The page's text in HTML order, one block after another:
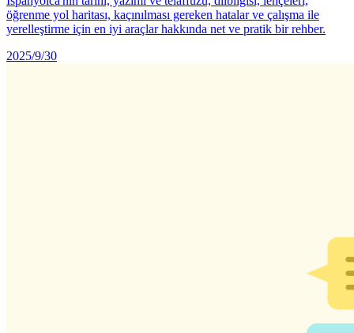
öğrenme yol haritası, kaçınılması gereken hatalar ve çalışma ile
yerelleştirme için en iyi araçlar hakkında net ve pratik bir rehber.
2025/9/30